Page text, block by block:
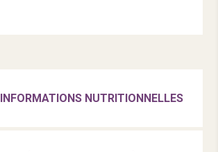
INFORMATIONS NUTRITIONNELLES